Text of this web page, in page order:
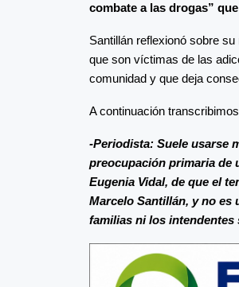
combate a las drogas”
Santillán reflexionó sobre
que son víctimas de las
comunidad y que deja
A continuación
-Periodista: Suele usarse
preocupación primaria de
Eugenia Vidal, de que el
Marcelo Santillán, y no es
familias ni los intendentes